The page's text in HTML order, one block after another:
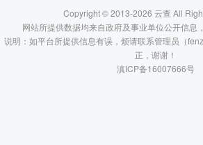
Copyright © 2013-2026 云查 All
网站所提供数据均来自政府及事业单位公开信息
说明：如平台所提供信息有误，烦请联系管理员（
正，谢谢！
滇ICP备16007666号